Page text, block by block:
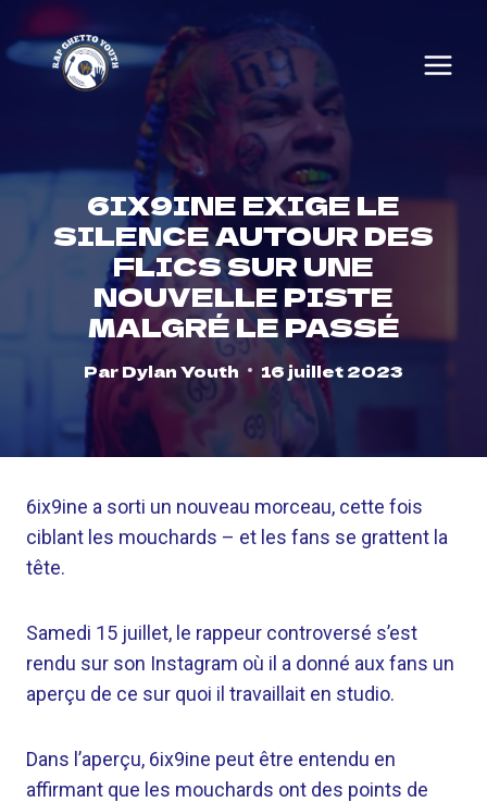
Skip
to
content
6IX9INE EXIGE LE
SILENCE AUTOUR DES
FLICS SUR UNE
NOUVELLE PISTE
MALGRÉ LE PASSÉ
ParDylan Youth 16 juillet 2023
6ix9ine a sorti un nouveau morceau, cette fois
ciblant les mouchards – et les fans se grattent la
tête.
Samedi 15 juillet, le rappeur controversé s’est
rendu sur son Instagram où il a donné aux fans un
aperçu de ce sur quoi il travaillait en studio.
Dans l’aperçu, 6ix9ine peut être entendu en
affirmant que les mouchards ont des points de